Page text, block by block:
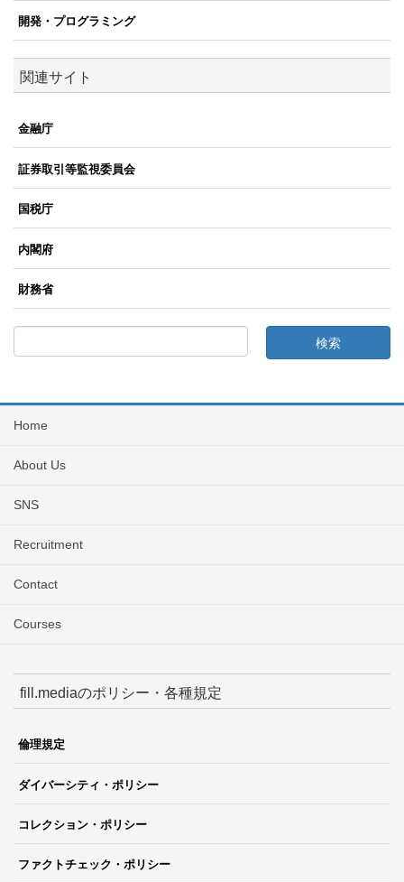
開発・プログラミング
関連サイト
金融庁
証券取引等監視委員会
国税庁
内閣府
財務省
Home
About Us
SNS
Recruitment
Contact
Courses
fill.mediaのポリシー・各種規定
倫理規定
ダイバーシティ・ポリシー
コレクション・ポリシー
ファクトチェック・ポリシー